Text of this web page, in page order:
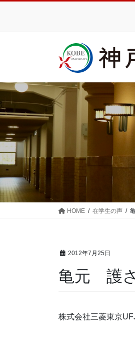
動
に
移
動
HOME 在学生の声
2012年7月25日
亀元 護
株式会社三菱東京